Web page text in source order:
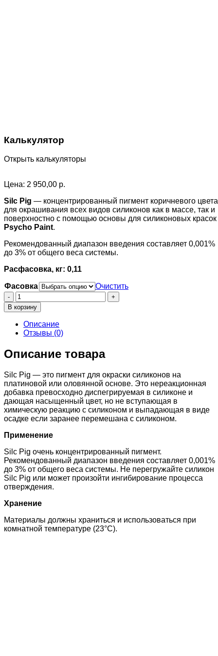
Калькулятор
Открыть калькуляторы
Цена: 2 950,00 р.
Silc Pig — концентрированный пигмент коричневого цвета
для окрашивания всех видов силиконов как в массе, так и
поверхностно с помощью основы для силиконовых красок
Psycho Paint.
Рекомендованный диапазон введения составляет 0,001%
до 3% от общего веса системы.
Расфасовка, кг: 0,11
Фасовка
Очистить
Количество
товара
Silc
Pig
коричневый
В корзину
Описание
Отзывы (0)
Описание товара
Silc Pig — это пигмент для окраски силиконов на
платиновой или оловянной основе. Это нереакционная
добавка превосходно диспегрируемая в силиконе и
дающая насыщенный цвет, но не вступающая в
химическую реакцию с силиконом и выпадающая в виде
осадке если заранее перемешана с силиконом.
Применение
Silc Pig очень концентрированный пигмент.
Рекомендованный диапазон введения составляет 0,001%
до 3% от общего веса системы. Не перегружайте силикон
Silc Pig или может произойти ингибирование процесса
отверждения.
Хранение
Материалы должны храниться и использоваться при
комнатной температуре (23°C).